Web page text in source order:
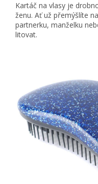
Kartáč na vlasy je
ženu. Ať už přemýšlíte
partnerku, manželku
litovat.